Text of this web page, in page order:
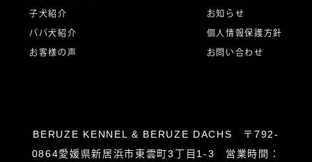
ョ
ン
子犬紹介
パパ犬紹介
お客様の声
お知らせ
個人情報保護方針
お問い合わせ
BERUZE KENNEL & BERUZE DACHS 〒792-
0864愛媛県新居浜市東雲町3丁目1-3 営業時間：